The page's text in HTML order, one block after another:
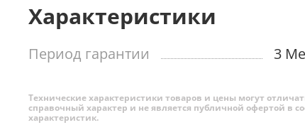
Характеристики
Период гарантии 3
Технические характеристики товаров и цены могут
справочный характер и не является публичной офертой в
характеристик.